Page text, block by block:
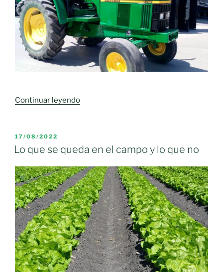
Continuar leyendo«Alertan
falta
liquidez
amenaza
la
viabilidad
de
las
explotaciones
agrarias
y
PUBLICADO
EL
17/08/2022
Lo que se queda en el campo y lo que no